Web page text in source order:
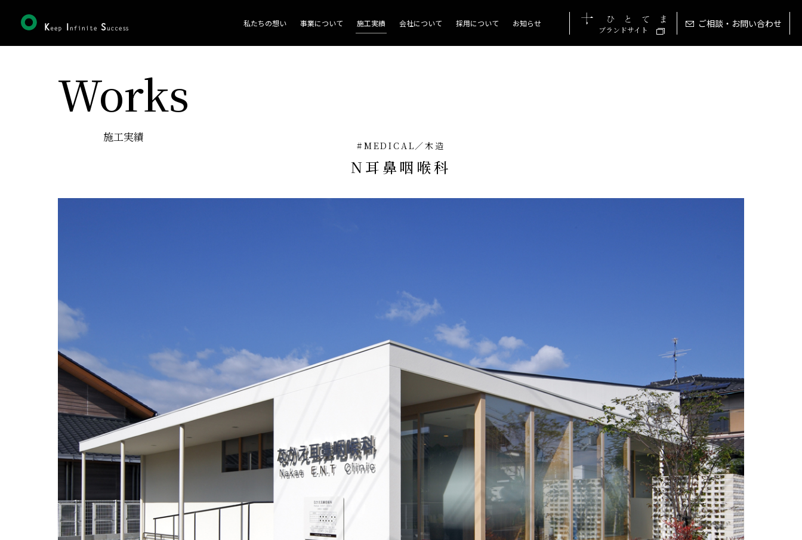
私たちの想い 事業について 施工実績 会社について 採用について お知らせ
ブランドサイト
ご相談・お問い合わせ
Works
施工実績
#MEDICAL／木造
N耳鼻咽喉科